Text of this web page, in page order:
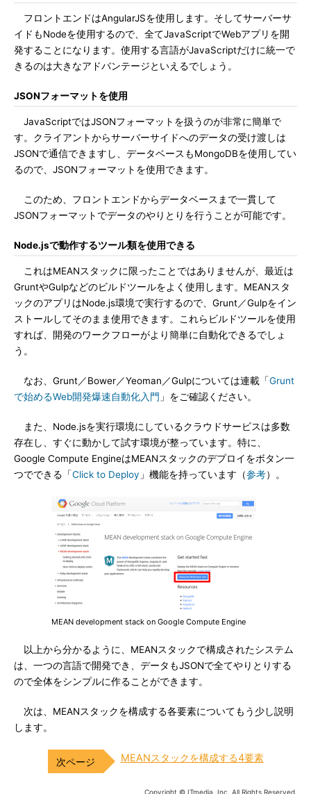
フロントエンドはAngularJSを使用します。そしてサーバーサ
イドもNodeを使用するので、全てJavaScriptでWebアプリを開
発することになります。使用する言語がJavaScriptだけに統一で
きるのは大きなアドバンテージといえるでしょう。
JSONフォーマットを使用
JavaScriptではJSONフォーマットを扱うのが非常に簡単で
す。クライアントからサーバーサイドへのデータの受け渡しは
JSONで通信できますし、データベースもMongoDBを使用してい
るので、JSONフォーマットを使用できます。
このため、フロントエンドからデータベースまで一貫して
JSONフォーマットでデータのやりとりを行うことが可能です。
Node.jsで動作するツール類を使用できる
これはMEANスタックに限ったことではありませんが、最近は
GruntやGulpなどのビルドツールをよく使用します。MEANスタ
ックのアプリはNode.js環境で実行するので、Grunt／Gulpをイン
ストールしてそのまま使用できます。これらビルドツールを使用
すれば、開発のワークフローがより簡単に自動化できるでしょ
う。
なお、Grunt／Bower／Yeoman／Gulpについては連載「Grunt
で始めるWeb開発爆速自動化入門 」をご確認ください。
また、Node.jsを実行環境にしているクラウドサービスは多数
存在し、すぐに動かして試す環境が整っています。特に、
Google Compute EngineはMEANスタックのデプロイをボタン一
つでできる「Click to Deploy 」機能を持っています（参考）。
MEAN development stack on Google Compute Engine
以上から分かるように、MEANスタックで構成されたシステム
は、一つの言語で開発でき、データもJSONで全てやりとりする
ので全体をシンプルに作ることができます。
次は、MEANスタックを構成する各要素についてもう少し説明
します。
MEANスタックを構成する4要素
Copyright © ITmedia, Inc. All Rights Reserved.